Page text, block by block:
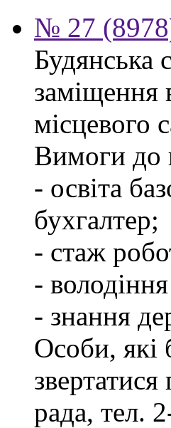
№ 27
Будянська
заміщення
місцевого
Вимоги до
- освіта
бухгалтер;
- стаж
-
- знання
Особи, які
рада, тел.